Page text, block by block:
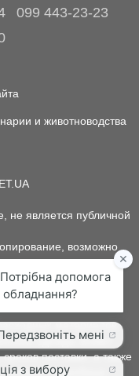
099 443-23-23
и животноводства
не является публичной
возможно
BIOVET.UA.
материалов,
одежды может
поставки, а также
товара, подробных